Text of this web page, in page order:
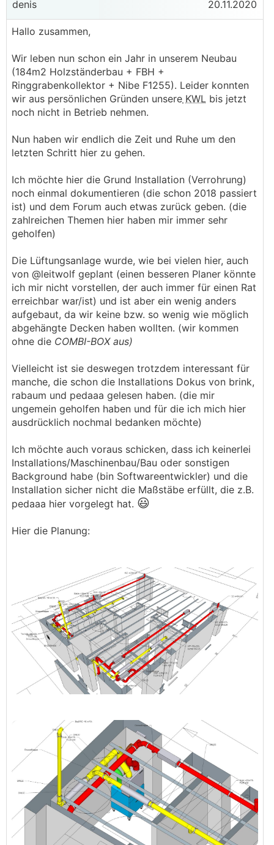
denis 20.11.2020
Hallo zusammen,
Wir leben nun schon ein Jahr in unserem Neubau
(184m2 Holzständerbau + FBH +
Ringgrabenkollektor + Nibe F1255). Leider konnten
wir aus persönlichen Gründen unsere KWL bis jetzt
noch nicht in Betrieb nehmen.
Nun haben wir endlich die Zeit und Ruhe um den
letzten Schritt hier zu gehen.
Ich möchte hier die Grund Installation (Verrohrung)
noch einmal dokumentieren (die schon 2018 passiert
ist) und dem Forum auch etwas zurück geben. (die
zahlreichen Themen hier haben mir immer sehr
geholfen)
Die Lüftungsanlage wurde, wie bei vielen hier, auch
von @leitwolf geplant (einen besseren Planer könnte
ich mir nicht vorstellen, der auch immer für einen Rat
erreichbar war/ist) und ist aber ein wenig anders
aufgebaut, da wir keine bzw. so wenig wie möglich
abgehängte Decken haben wollten. (wir kommen
ohne die COMBI-BOX aus)
Vielleicht ist sie deswegen trotzdem interessant für
manche, die schon die Installations Dokus von brink,
rabaum und pedaaa gelesen haben. (die mir
ungemein geholfen haben und für die ich mich hier
ausdrücklich nochmal bedanken möchte)
Ich möchte auch voraus schicken, dass ich keinerlei
Installations/Maschinenbau/Bau oder sonstigen
Background habe (bin Softwareentwickler) und die
Installation sicher nicht die Maßstäbe erfüllt, die z.B.
pedaaa hier vorgelegt hat. 😃
Hier die Planung: